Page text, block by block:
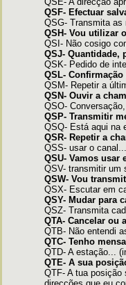
QSF- Efectuar
QSG- Transmita as
QSH- Vou utilizar
QSI- Não cosigo
QSJ- Quantidade,
QSK- Pedido de
QSL-
QSM- Repetir a
QSN- Ouvir a
QSO-
QSP- Transmitir
QSQ- Está aqui na
QSR- Repetir a
QSS- usar o canal...
QSU- Vamos usar
QSV- transmitir um
QSW- Vou
QSX- Escutar em
QSY- Mudar para
QSZ- Transmita
QTA- Cancelar ou
QTB- Não entendi
QTC- Tenho
QTD- A estação...
QTE- A sua
QTF- A tua posição